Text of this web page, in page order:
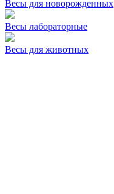
Весы для новорожденных
Весы лабораторные
Весы для животных